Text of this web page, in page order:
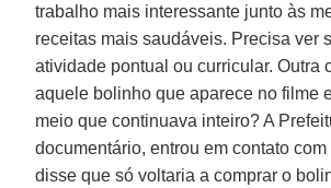
trabalho mais interessante junto às
receitas mais saudáveis. Precisa ver
atividade pontual ou curricular. Outra
aquele bolinho que aparece no filme
meio que continuava inteiro? A
documentário, entrou em contato
disse que só voltaria a comprar o